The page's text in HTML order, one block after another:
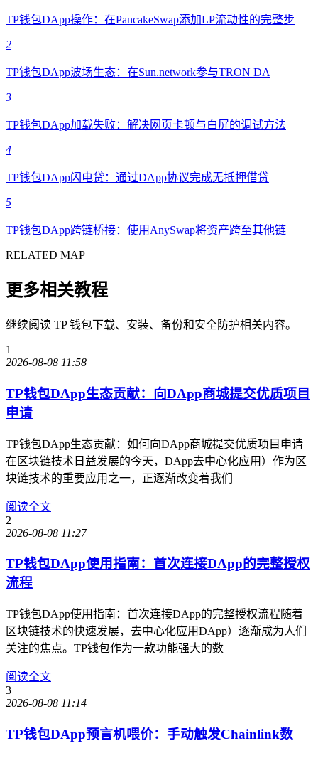
TP钱包DApp操作：在PancakeSwap添加LP流动性的完整步
2
TP钱包DApp波场生态：在Sun.network参与TRON DA
3
TP钱包DApp加载失败：解决网页卡顿与白屏的调试方法
4
TP钱包DApp闪电贷：通过DApp协议完成无抵押借贷
5
TP钱包DApp跨链桥接：使用AnySwap将资产跨至其他链
RELATED MAP
更多相关教程
继续阅读 TP 钱包下载、安装、备份和安全防护相关内容。
1
2026-08-08 11:58
TP钱包DApp生态贡献：向DApp商城提交优质项目
申请
TP钱包DApp生态贡献：如何向DApp商城提交优质项目申请
在区块链技术日益发展的今天，DApp去中心化应用）作为区
块链技术的重要应用之一，正逐渐改变着我们
阅读全文
2
2026-08-08 11:27
TP钱包DApp使用指南：首次连接DApp的完整授权
流程
TP钱包DApp使用指南：首次连接DApp的完整授权流程随着
区块链技术的快速发展，去中心化应用DApp）逐渐成为人们
关注的焦点。TP钱包作为一款功能强大的数
阅读全文
3
2026-08-08 11:14
TP钱包DApp预言机喂价：手动触发Chainlink数